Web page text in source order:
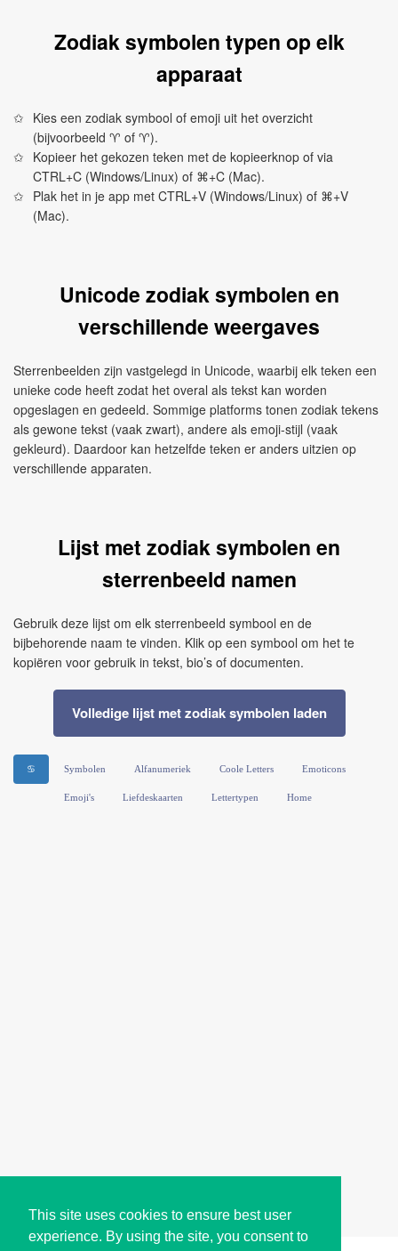
This site uses cookies to ensure best user
experience. By using the site, you consent to
Zodiak symbolen typen op elk
apparaat
Kies een zodiak symbool of emoji uit het overzicht
(bijvoorbeeld ♈︎ of ♈).
Kopieer het gekozen teken met de kopieerknop of via
CTRL+C (Windows/Linux) of ⌘+C (Mac).
Plak het in je app met CTRL+V (Windows/Linux) of ⌘+V
(Mac).
Unicode zodiak symbolen en
verschillende weergaves
Sterrenbeelden zijn vastgelegd in Unicode, waarbij elk teken een
unieke code heeft zodat het overal als tekst kan worden
opgeslagen en gedeeld. Sommige platforms tonen zodiak tekens
als gewone tekst (vaak zwart), andere als emoji-stijl (vaak
gekleurd). Daardoor kan hetzelfde teken er anders uitzien op
verschillende apparaten.
Lijst met zodiak symbolen en
sterrenbeeld namen
Gebruik deze lijst om elk sterrenbeeld symbool en de
bijbehorende naam te vinden. Klik op een symbool om het te
kopiëren voor gebruik in tekst, bio’s of documenten.
Volledige lijst met zodiak symbolen laden
♋ Symbolen Alfanumeriek Coole Letters Emoticons
Emoji's Liefdeskaarten Lettertypen Home